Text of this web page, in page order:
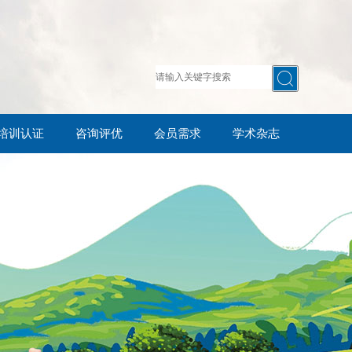
训认证 咨询评优 会员需求 学术杂志